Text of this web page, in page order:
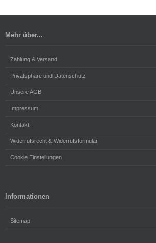
Mehr über...
Zahlung & Versand
Privatsphäre und Datenschutz
Unsere AGB
Impressum
Kontakt
Widerrufsrecht & Widerrufsformular
Cookie Einstellungen
Informationen
Sitemap